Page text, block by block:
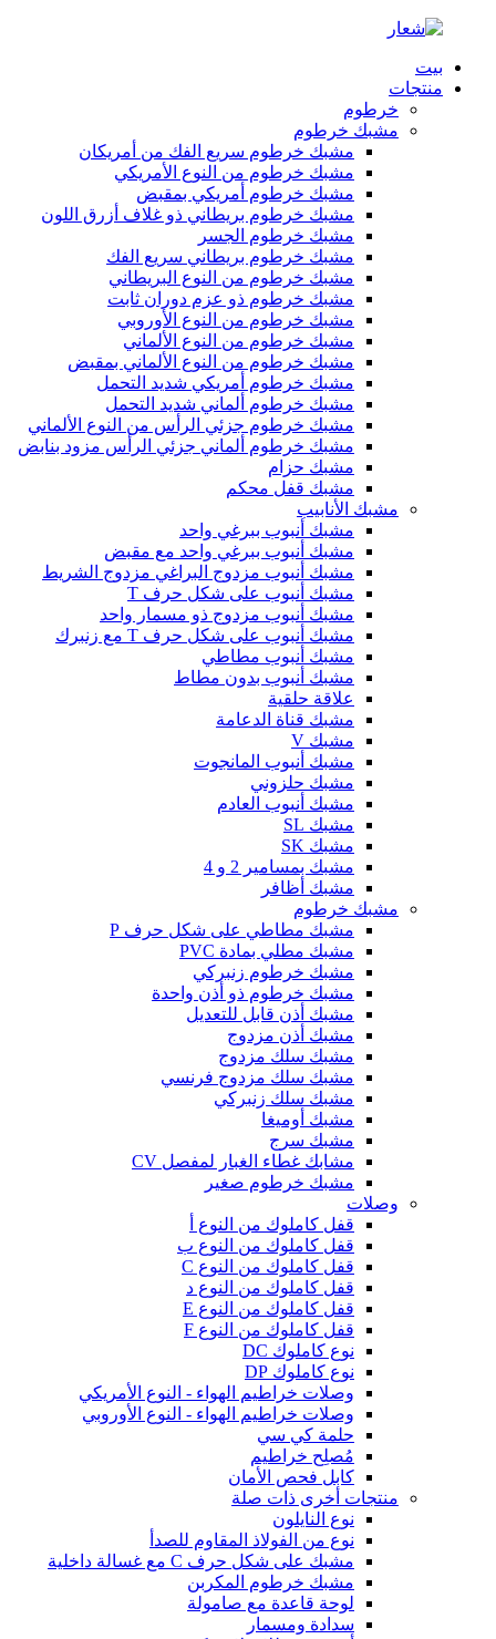
بيت
منتجات
خرطوم
مشبك خرطوم
مشبك خرطوم سريع الفك من أمريكان
مشبك خرطوم من النوع الأمريكي
مشبك خرطوم أمريكي بمقبض
مشبك خرطوم بريطاني ذو غلاف أزرق اللون
مشبك خرطوم الجسر
مشبك خرطوم بريطاني سريع الفك
مشبك خرطوم من النوع البريطاني
مشبك خرطوم ذو عزم دوران ثابت
مشبك خرطوم من النوع الأوروبي
مشبك خرطوم من النوع الألماني
مشبك خرطوم من النوع الألماني بمقبض
مشبك خرطوم أمريكي شديد التحمل
مشبك خرطوم ألماني شديد التحمل
مشبك خرطوم جزئي الرأس من النوع الألماني
مشبك خرطوم ألماني جزئي الرأس مزود بنابض
مشبك حزام
مشبك قفل محكم
مشبك الأنابيب
مشبك أنبوب ببرغي واحد
مشبك أنبوب ببرغي واحد مع مقبض
مشبك أنبوب مزدوج البراغي مزدوج الشريط
مشبك أنبوب على شكل حرف T
مشبك أنبوب مزدوج ذو مسمار واحد
مشبك أنبوب على شكل حرف T مع زنبرك
مشبك أنبوب مطاطي
مشبك أنبوب بدون مطاط
علاقة حلقية
مشبك قناة الدعامة
مشبك V
مشبك أنبوب المانجوت
مشبك حلزوني
مشبك أنبوب العادم
مشبك SL
مشبك SK
مشبك بمسامير 2 و 4
مشبك أظافر
مشبك خرطوم
مشبك مطاطي على شكل حرف P
مشبك مطلي بمادة PVC
مشبك خرطوم زنبركي
مشبك خرطوم ذو أذن واحدة
مشبك أذن قابل للتعديل
مشبك أذن مزدوج
مشبك سلك مزدوج
مشبك سلك مزدوج فرنسي
مشبك سلك زنبركي
مشبك أوميغا
مشبك سرج
مشابك غطاء الغبار لمفصل CV
مشبك خرطوم صغير
وصلات
قفل كاملوك من النوع أ
قفل كاملوك من النوع ب
قفل كاملوك من النوع C
قفل كاملوك من النوع د
قفل كاملوك من النوع E
قفل كاملوك من النوع F
نوع كاملوك DC
نوع كاملوك DP
وصلات خراطيم الهواء - النوع الأمريكي
وصلات خراطيم الهواء - النوع الأوروبي
حلمة كي سي
مُصلِح خراطيم
كابل فحص الأمان
منتجات أخرى ذات صلة
نوع النايلون
نوع من الفولاذ المقاوم للصدأ
مشبك على شكل حرف C مع غسالة داخلية
مشبك خرطوم المكربن
لوحة قاعدة مع صامولة
سدادة ومسمار